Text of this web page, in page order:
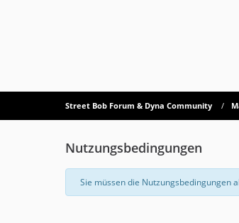
Street Bob Forum & Dyna Community
Nutzungsbedingungen
Sie müssen die Nutzungsbedingungen